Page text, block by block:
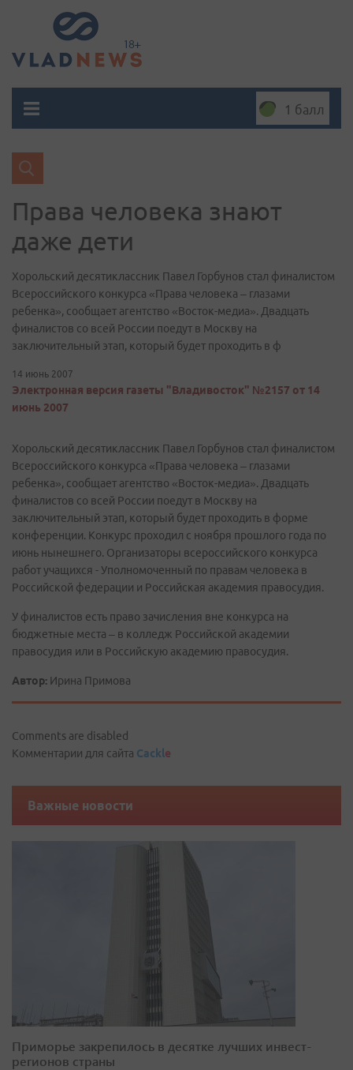
1 балл
Права человека знают
даже дети
Хорольский десятиклассник Павел Горбунов стал финалистом
Всероссийского конкурса «Права человека – глазами
ребенка», сообщает агентство «Восток-медиа». Двадцать
финалистов со всей России поедут в Москву на
заключительный этап, который будет проходить в ф
14 июнь 2007
Электронная версия газеты "Владивосток" №2157 от 14
июнь 2007
Хорольский десятиклассник Павел Горбунов стал финалистом
Всероссийского конкурса «Права человека – глазами
ребенка», сообщает агентство «Восток-медиа». Двадцать
финалистов со всей России поедут в Москву на
заключительный этап, который будет проходить в форме
конференции. Конкурс проходил с ноября прошлого года по
июнь нынешнего. Организаторы всероссийского конкурса
работ учащихся - Уполномоченный по правам человека в
Российской федерации и Российская академия правосудия.
У финалистов есть право зачисления вне конкурса на
бюджетные места – в колледж Российской академии
правосудия или в Российскую академию правосудия.
Автор: Ирина Примова
Comments are disabled
Комментарии для сайта Cackle
Важные новости
Приморье закрепилось в десятке лучших инвест-
регионов страны